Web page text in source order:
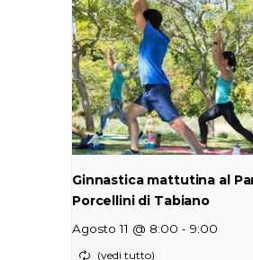
Ginnastica mattutina al
Porcellini di Tabiano
Agosto 11 @ 8:00 - 9:00